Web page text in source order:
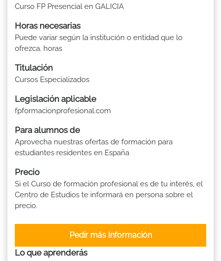
Curso FP Presencial en GALICIA
Horas necesarias
Puede variar según la institución o entidad que lo
ofrezca. horas
Titulación
Cursos Especializados
Legislación aplicable
fpformacionprofesional.com
Para alumnos de
Aprovecha nuestras ofertas de formación para
estudiantes residentes en España
Precio
Si el Curso de formación profesional es de tu interés, el
Centro de Estudios te informará en persona sobre el
precio.
Pedir más Información
Lo que aprenderás